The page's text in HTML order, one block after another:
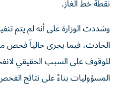
نقطة خط الغاز.
وشددت الوزارة على أنه لم يتم
الحادث، فيما يجرى حالياً فحص
للوقوف على السبب الحقيقي
المسؤوليات بناءً على نتائج